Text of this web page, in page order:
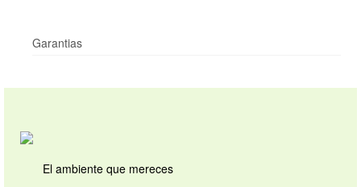
Info
Tienda
Garantias
El ambiente que mereces